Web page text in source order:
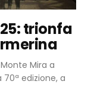
trionfa
Mira a
70ª edizione, a